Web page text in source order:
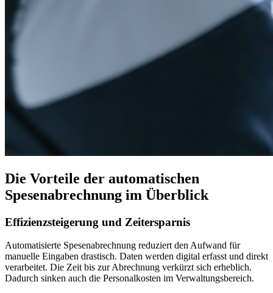
Die Vorteile der automatischen
Spesenabrechnung im Überblick
Effizienzsteigerung und Zeitersparnis
Automatisierte Spesenabrechnung reduziert den Aufwand für
manuelle Eingaben drastisch. Daten werden digital erfasst und direkt
verarbeitet. Die Zeit bis zur Abrechnung verkürzt sich erheblich.
Dadurch sinken auch die Personalkosten im Verwaltungsbereich.